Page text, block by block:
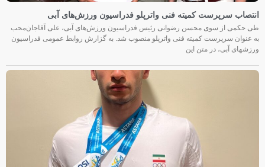
انتصاب سرپرست کمیته فنی واترپلو فدراسیون ورزش‌های آبی
طی حکمی از سوی محسن رضوانی رئیس فدراسیون ورزش‌های آبی، علی آقاجان‌محب
به عنوان سرپرست کمیته فنی واترپلو منصوب شد. به گزارش روابط عمومی فدراسیون
ورزشهای آبی، در متن این